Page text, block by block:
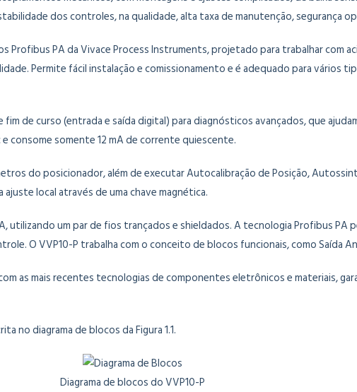
dos controles, na qualidade, alta taxa de manutenção, segurança
Profibus PA da Vivace Process Instruments, projetado para trabalhar com
Permite fácil instalação e comissionamento e é adequado para vários
de curso (entrada e saída digital) para diagnósticos avançados, que
consome somente 12 mA de corrente quiescente.
do posicionador, além de executar Autocalibração de Posição,
local através de uma chave magnética.
utilizando um par de fios trançados e shieldados. A tecnologia Profibus
O VVP10-P trabalha com o conceito de blocos funcionais, como Saída
as mais recentes tecnologias de componentes eletrônicos e materiais,
no diagrama de blocos da Figura 1.1.
Diagrama de blocos do VVP10-P